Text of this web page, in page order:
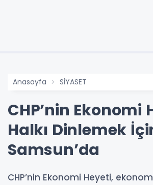
Anasayfa SİYASET
CHP’nin Ekonomi
Halkı Dinlemek
Samsun’da
CHP’nin Ekonomi Heyeti,